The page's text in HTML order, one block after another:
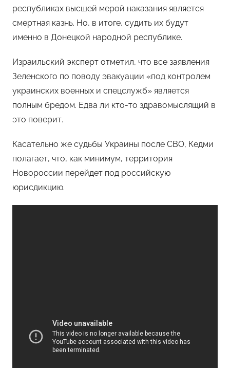
республиках высшей мерой наказания является
смертная казнь. Но, в итоге, судить их будут
именно в Донецкой народной республике.
Израильский эксперт отметил, что все заявления
Зеленского по поводу эвакуации «под контролем
украинских военных и спецслужб» является
полным бредом. Едва ли кто-то здравомыслящий в
это поверит.
Касательно же судьбы Украины после СВО, Кедми
полагает, что, как минимум, территория
Новороссии перейдет под российскую
юрисдикцию.